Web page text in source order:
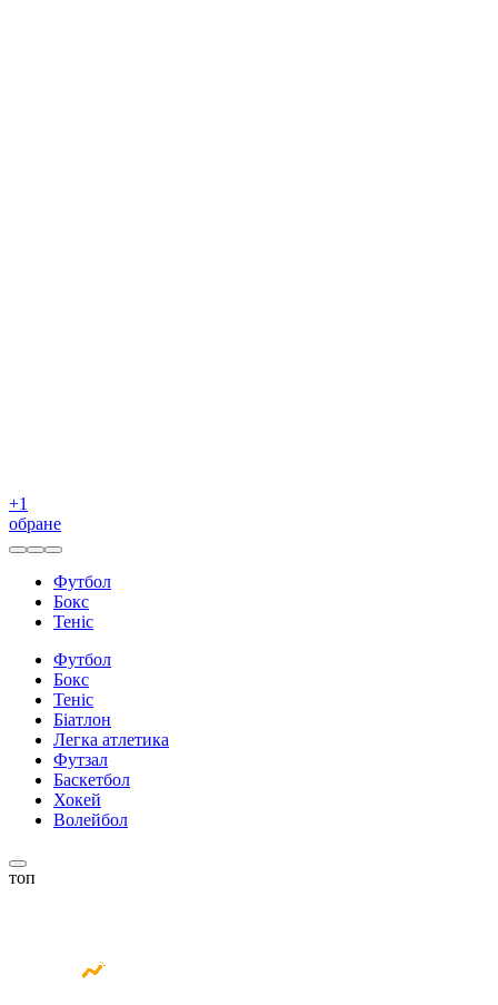
+1
обране
Футбол
Бокс
Теніс
Футбол
Бокс
Теніс
Біатлон
Легка атлетика
Футзал
Баскетбол
Хокей
Волейбол
топ